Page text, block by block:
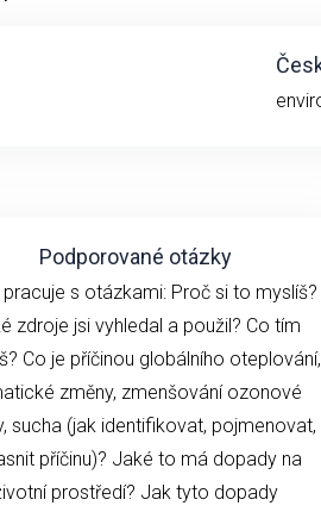
Podporované otázky
pracuje s otázkami: Proč si to myslíš?
zdroje jsi vyhledal a použil? Co tím
Co je příčinou globálního oteplování,
změny, zmenšování ozonové
sucha (jak identifikovat, pojmenovat,
příčinu)? Jaké to má dopady na
prostředí? Jak tyto dopady